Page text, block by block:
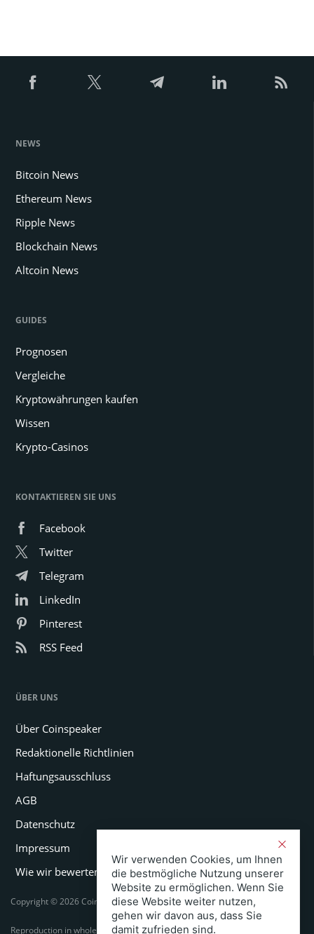
NEWS
Bitcoin News
Ethereum News
Ripple News
Blockchain News
Altcoin News
GUIDES
Prognosen
Vergleiche
Kryptowährungen kaufen
Wissen
Krypto-Casinos
KONTAKTIEREN SIE UNS
Facebook
Twitter
Telegram
LinkedIn
Pinterest
RSS Feed
ÜBER UNS
Über Coinspeaker
Redaktionelle Richtlinien
Haftungsausschluss
AGB
Datenschutz
Impressum
Wie wir bewerten
Copyright © 2026 Coinspeaker LTD. All rights reserved.
Reproduction in whole or in part in any form or medium without express
Wir verwenden Cookies, um Ihnen
die bestmögliche Nutzung unserer
Website zu ermöglichen. Wenn Sie
diese Website weiter nutzen,
gehen wir davon aus, dass Sie
damit zufrieden sind.